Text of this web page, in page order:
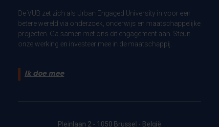
De VUB zet zich als Urban Engaged University in voor een
betere wereld via onderzoek, onderwijs en maatschappelijke
projecten. Ga samen met ons dit engagement aan. Steun
onze werking en investeer mee in de maatschappij.
Ik doe mee
Pleinlaan 2 - 1050 Brussel - België